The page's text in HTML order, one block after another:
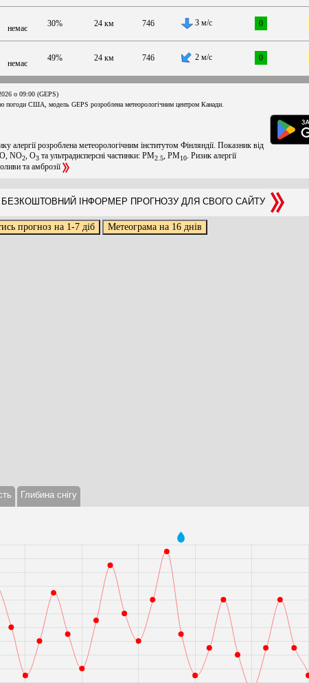
немає 30% 24 км 746 3 м/с 0
немає
49% 24 км 746 2 м/с 0
о 09:00 (GEPS)
погоди США, модель GEPS розроблена метеорологічним центром Канади.
алергії розроблена метеорологічним інститутом Фінляндії. Показник від
NO2 , O3 та ультрадисперсні частинки: PM2.5 , PM10 . Ризик алергії
та амброзії
ІНФОРМЕР ПРОГНОЗУ ДЛЯ СВОГО САЙТУ
Глибина снігу